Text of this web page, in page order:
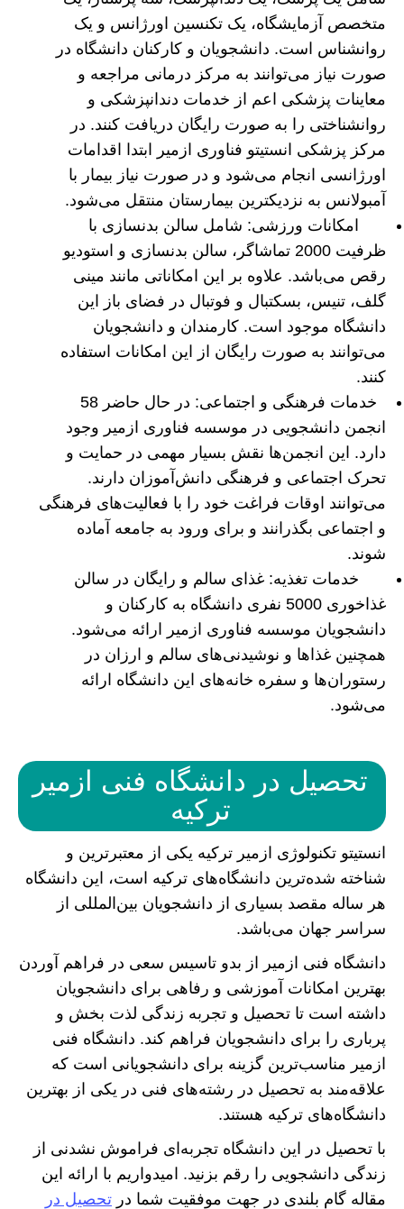
متخصص آزمایشگاه، یک تکنسین اورژانس و یک
روانشناس است. دانشجویان و کارکنان دانشگاه در
صورت نیاز می‌توانند به مرکز درمانی مراجعه و
معاینات پزشکی اعم از خدمات دندانپزشکی و
روانشناختی را به صورت رایگان دریافت کنند. در
مرکز پزشکی انستیتو فناوری ازمیر ابتدا اقدامات
اورژانسی انجام می‌شود و در صورت نیاز بیمار با
آمبولانس به نزدیکترین بیمارستان منتقل می‌شود.
امکانات ورزشی: شامل سالن بدنسازی با
ظرفیت 2000 تماشاگر، سالن بدنسازی و استودیو
رقص می‌باشد. علاوه بر این امکاناتی مانند مینی
گلف، تنیس، بسکتبال و فوتبال در فضای باز این
دانشگاه موجود است. کارمندان و دانشجویان
می‌توانند به صورت رایگان از این امکانات استفاده
کنند.
خدمات فرهنگی و اجتماعی: در حال حاضر 58
انجمن دانشجویی در موسسه فناوری ازمیر وجود
دارد. این انجمن‌ها نقش بسیار مهمی در حمایت و
تحرک اجتماعی و فرهنگی دانش‌آموزان دارند.
می‌توانند اوقات فراغت خود را با فعالیت‌های فرهنگی
و اجتماعی بگذرانند و برای ورود به جامعه آماده
شوند.
خدمات تغذیه: غذای سالم و رایگان در سالن
غذاخوری 5000 نفری دانشگاه به کارکنان و
دانشجویان موسسه فناوری ازمیر ارائه می‌شود.
همچنین غذاها و نوشیدنی‌های سالم و ارزان در
رستوران‌ها و سفره خانه‌های این دانشگاه ارائه
می‌شود.
تحصیل در دانشگاه فنی ازمیر
ترکیه
انستیتو تکنولوژی ازمیر ترکیه یکی از معتبرترین و
شناخته شده‌ترین دانشگاه‌های ترکیه است، این دانشگاه
هر ساله مقصد بسیاری از دانشجویان بین‌المللی از
سراسر جهان می‌باشد.
دانشگاه فنی ازمیر از بدو تاسیس سعی در فراهم آوردن
بهترین امکانات آموزشی و رفاهی برای دانشجویان
داشته است تا تحصیل و تجربه زندگی لذت بخش و
پرباری را برای دانشجویان فراهم کند. دانشگاه فنی
ازمیر مناسب‌ترین گزینه برای دانشجویانی است که
علاقه‌مند به تحصیل در رشته‌های فنی در یکی از بهترین
دانشگاه‌های ترکیه هستند.
با تحصیل در این دانشگاه تجربه‌ای فراموش نشدنی از
زندگی دانشجویی را رقم بزنید. امیدواریم با ارائه این
مقاله گام بلندی در جهت موفقیت شما در تحصیل در